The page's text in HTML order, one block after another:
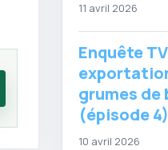
11 avril 2026
Enquête
grumes de
(épisode 4)
10 avril 2026